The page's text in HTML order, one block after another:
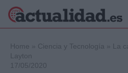
Home » Ciencia y Tecnología »
La
Layton
17/05/2020